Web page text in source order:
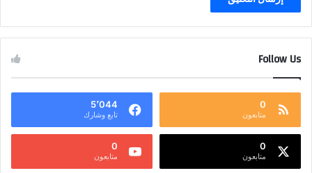
Follow Us
0
متابعون
5٬044
تابع وشارك
0
متابعون
0
متابعون